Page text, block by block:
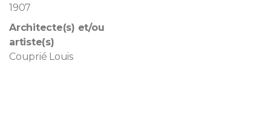
1907
Architecte(s) et/ou
artiste(s)
Couprié Louis